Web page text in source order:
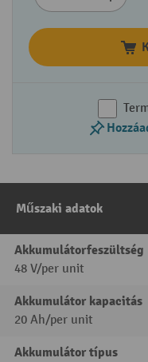
Műszaki adatok
Akkumulátorfeszültség
48 V/per unit
Akkumulátor kapacitás
20 Ah/per unit
Akkumulátor típus